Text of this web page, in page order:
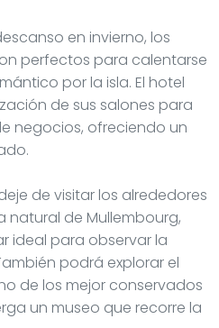
en invierno, los
perfectos para calentarse
por la isla. El hotel
de sus salones para
negocios, ofreciendo un
de visitar los alrededores
natural de Mullembourg,
ideal para observar la
podrá explorar el
de los mejor conservados
un museo que recorre la